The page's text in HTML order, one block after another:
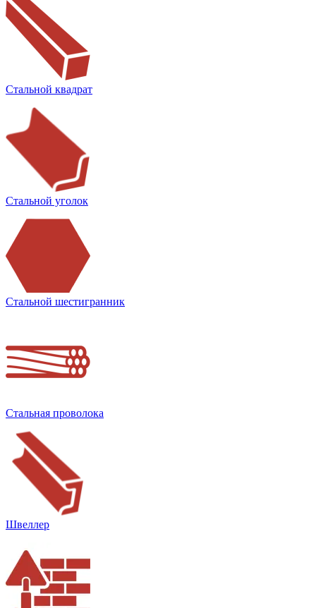
Стальной квадрат
Стальной уголок
Стальной шестигранник
Стальная проволока
Швеллер